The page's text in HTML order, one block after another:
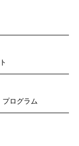
プログラム